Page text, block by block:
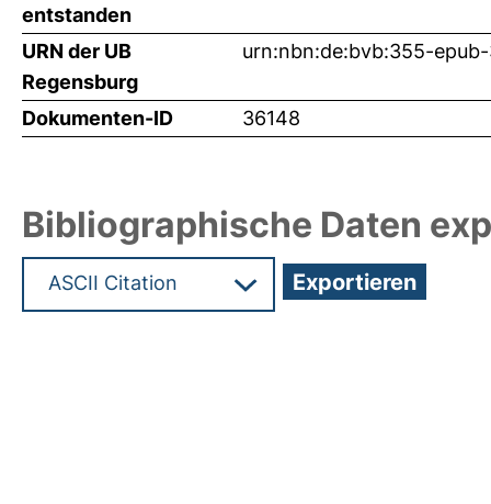
entstanden
URN der UB
Regensburg
urn:nbn:de:bvb:355-epub-
Dokumenten-ID 36148
Bibliographische Daten